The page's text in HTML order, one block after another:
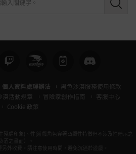
搜
個人資料處理辦法
黑色沙漠服務使用條款
漠活動規章 冒險家創作指南
客服中心
Cookie 政策
殘虐印象)、性(遊戲角色穿著凸顯性特徵但不涉及性暗示之
酒之畫面）。
另外收費。請注意使用時間，避免沉迷於遊戲。